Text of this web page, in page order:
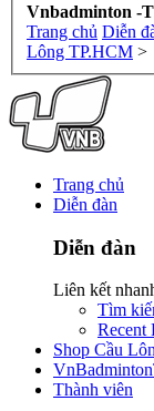
Vnbadminton -
Trang chủ Diễn
Lông TP.HCM >
Trang chủ
Diễn đàn
Diễn đàn
Liên kết
Tìm
Recent
Shop Cầu
Thành viên